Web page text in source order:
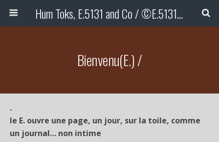
Hum Toks, E.5131 and Co / ©E.5131 (txt/img)
Bienvenu(E.) /
.
le E. ouvre une page, un jour, sur la toile, comme
un journal… non intime